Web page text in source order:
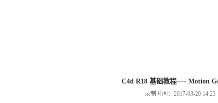
C4d R18 基础教程---- Motion
录制时间：2017-03-20 14:23